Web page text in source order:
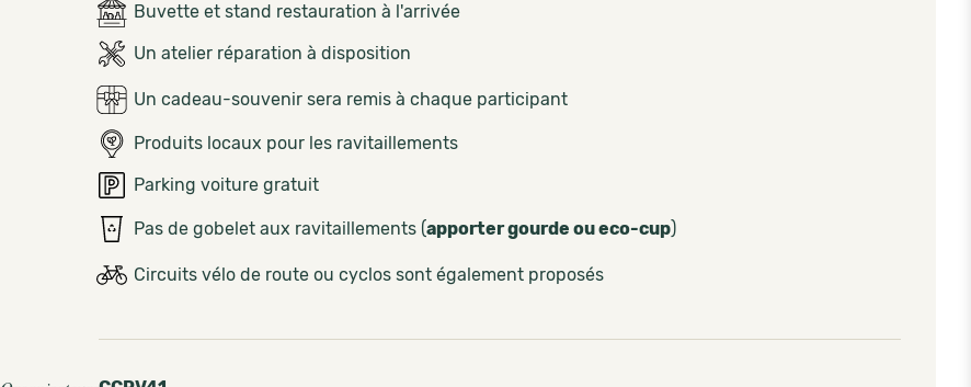
Buvette et stand restauration à l'arrivée
Un atelier réparation à disposition
Un cadeau-souvenir sera remis à chaque participant
Produits locaux pour les ravitaillements
Parking voiture gratuit
Pas de gobelet aux ravitaillements (apporter gourde ou eco-cup)
Circuits vélo de route ou cyclos sont également proposés